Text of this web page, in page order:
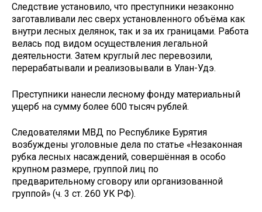
Следствие установило, что преступники незаконно
заготавливали лес сверх установленного объёма как
внутри лесных делянок, так и за их границами. Работа
велась под видом осуществления легальной
деятельности. Затем круглый лес перевозили,
перерабатывали и реализовывали в Улан-Удэ.
Преступники нанесли лесному фонду материальный
ущерб на сумму более 600 тысяч рублей.
Следователями МВД по Республике Бурятия
возбуждены уголовные дела по статье «Незаконная
рубка лесных насаждений, совершённая в особо
крупном размере, группой лиц по
предварительному сговору или организованной
группой» (ч. 3 ст. 260 УК РФ).